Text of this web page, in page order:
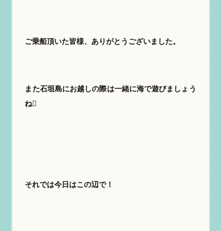
ご乗船頂いた皆様、ありがとうございました。
また石垣島にお越しの際は一緒に海で遊びましょう
ね
それでは今日はこの辺で！